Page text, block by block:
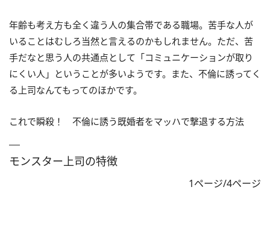
年齢も考え方も全く違う人の集合帯である職場。苦手な人が
いることはむしろ当然と言えるのかもしれません。ただ、苦
手だなと思う人の共通点として「コミュニケーションが取り
にくい人」ということが多いようです。また、不倫に誘ってく
る上司なんてもってのほかです。
これで瞬殺！ 不倫に誘う既婚者をマッハで撃退する方法
モンスター上司の特徴
1ページ/4ページ